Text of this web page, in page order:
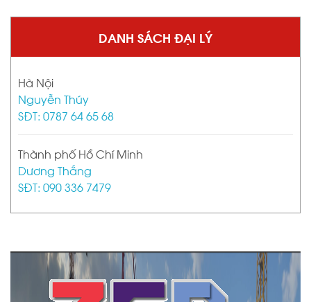
DANH SÁCH ĐẠI LÝ
Hà Nội
Nguyễn Thúy
SĐT: 0787 64 65 68
Thành phố Hồ Chí Minh
Dương Thắng
SĐT: 090 336 7479